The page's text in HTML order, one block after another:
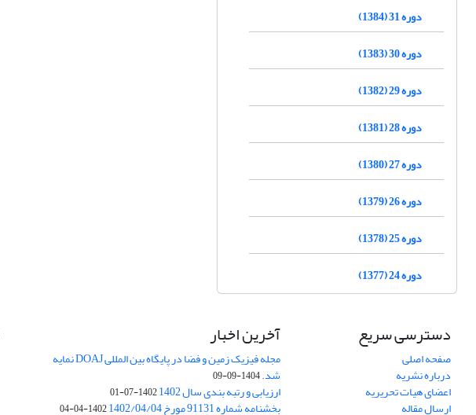
دوره 31 (1384)
دوره 30 (1383)
دوره 29 (1382)
دوره 28 (1381)
دوره 27 (1380)
دوره 26 (1379)
دوره 25 (1378)
دوره 24 (1377)
دسترسی سریع
صفحه اصلی
درباره نشریه
اعضای هیات تحریریه
ارسال مقاله
آخرین اخبار
مجله فیزیک زمین و فضا در پایگاه بین المللی DOAJ نمایه
شد.1404-09-09
ارزیابی و رتبه بندی سال 1402 1402-07-01
بخشنامه شماره 91131 مورخ 1402/04/04 1402-04-04